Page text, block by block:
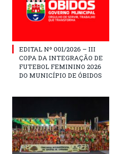
EDITAL Nº 001/2026 – III
COPA DA INTEGRAÇÃO DE
FUTEBOL FEMININO 2026
DO MUNICÍPIO DE ÓBIDOS